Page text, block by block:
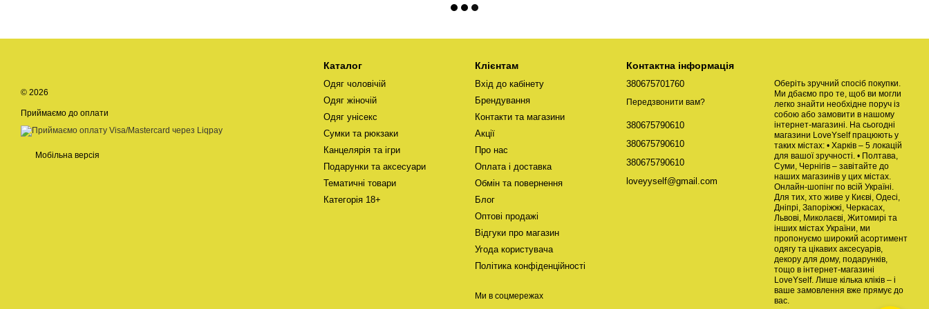
© 2026
Приймаємо до оплати
Мобільна версія
Каталог
Одяг чоловічій
Одяг жіночій
Одяг унісекс
Сумки та рюкзаки
Канцелярія та ігри
Подарунки та аксесуари
Тематичні товари
Категорія 18+
Клієнтам
Вхід до кабінету
Брендування
Контакти та магазини
Акції
Про нас
Оплата і доставка
Обмін та повернення
Блог
Оптові продажі
Відгуки про магазин
Угода користувача
Політика конфіденційності
Ми в соцмережах
Контактна інформація
380675701760
Передзвонити вам?
380675790610
380675790610
380675790610
loveyyself@gmail.com
Оберіть зручний спосіб покупки.
Ми дбаємо про те, щоб ви могли
легко знайти необхідне поруч із
собою або замовити в нашому
інтернет-магазині. На сьогодні
магазини LoveYself працюють у
таких містах: • Харків – 5 локацій
для вашої зручності. • Полтава,
Суми, Чернігів – завітайте до
наших магазинів у цих містах.
Онлайн-шопінг по всій Україні.
Для тих, хто живе у Києві, Одесі,
Дніпрі, Запоріжжі, Черкасах,
Львові, Миколаєві, Житомирі та
інших містах України, ми
пропонуємо широкий асортимент
одягу та цікавих аксесуарів,
декору для дому, подарунків,
тощо в інтернет-магазині
LoveYself. Лише кілька кліків – і
ваше замовлення вже прямує до
вас.